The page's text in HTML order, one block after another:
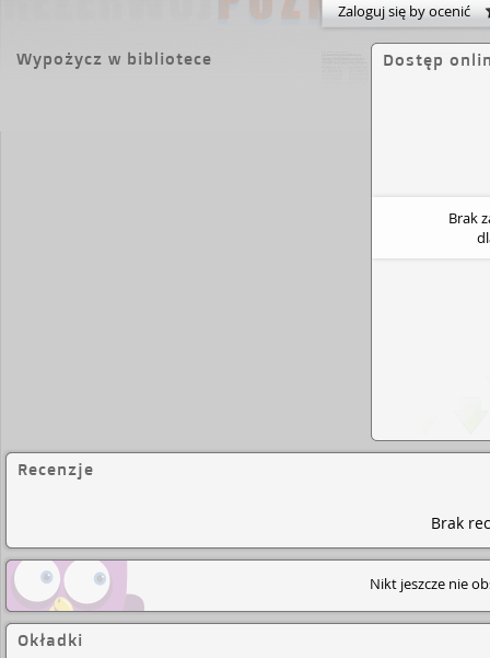
Zaloguj się by ocenić
Wypożycz w bibliotece Dostęp
Brak
Recenzje
Brak
Nikt jeszcze nie
Okładki